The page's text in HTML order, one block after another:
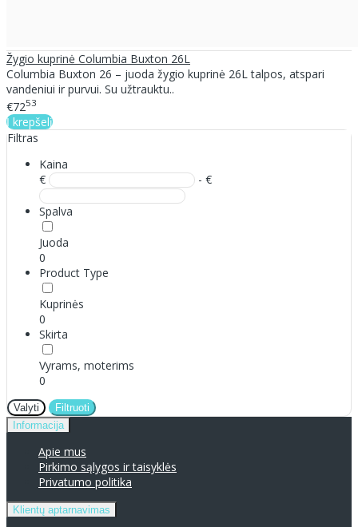
Žygio kuprinė Columbia Buxton 26L
Columbia Buxton 26 – juoda žygio kuprinė 26L talpos, atspari
vandeniui ir purvui. Su užtrauktu..
€7253
Į krepšelį
Filtras
Kaina
€
- €
Spalva
Juoda
0
Product Type
Kuprinės
0
Skirta
Vyrams, moterims
0
Valyti
Filtruoti
Informacija
Apie mus
Pirkimo sąlygos ir taisyklės
Privatumo politika
Klientų aptarnavimas